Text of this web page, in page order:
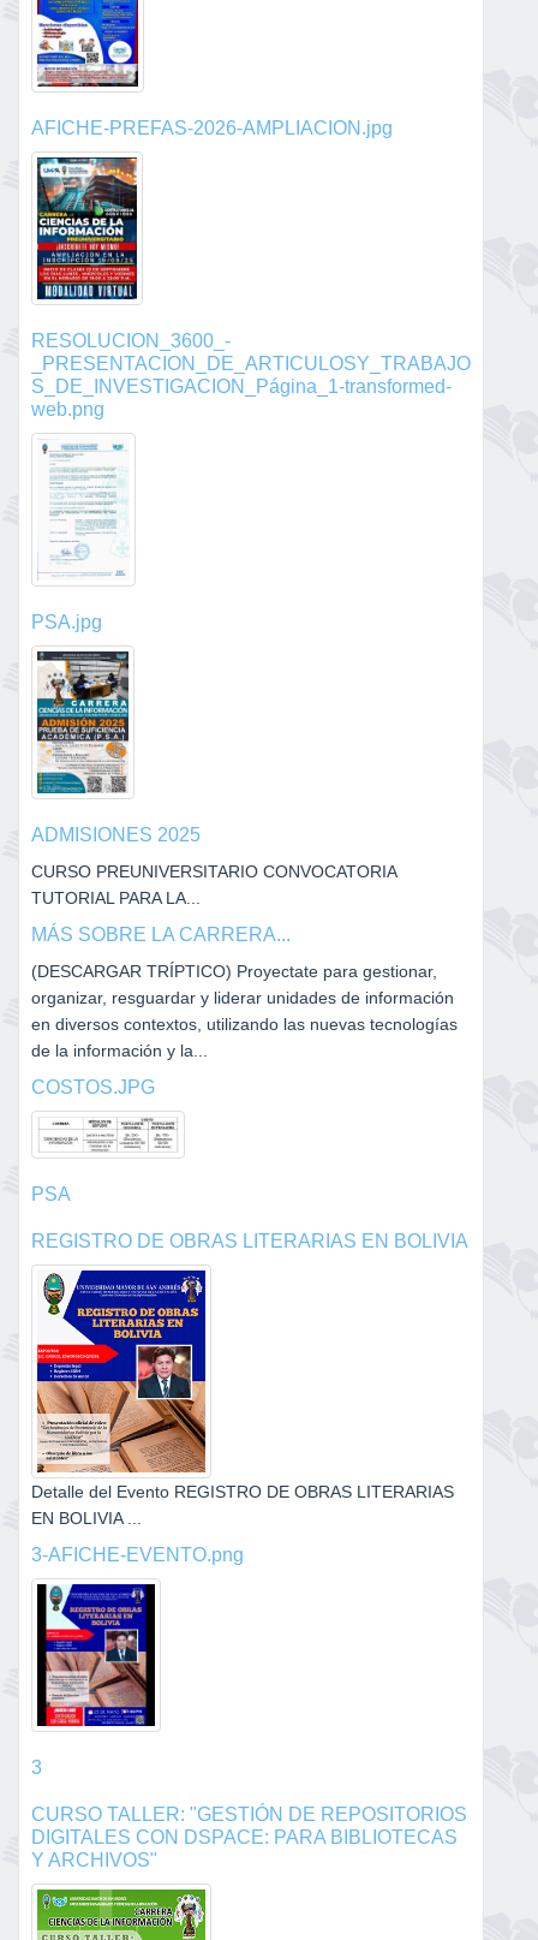
AFICHE-PREFAS-2026-AMPLIACION.jpg
RESOLUCION_3600_-
_PRESENTACION_DE_ARTICULOSY_TRABAJO
S_DE_INVESTIGACION_Página_1-transformed-
web.png
PSA.jpg
ADMISIONES 2025
CURSO PREUNIVERSITARIO CONVOCATORIA
TUTORIAL PARA LA...
MÁS SOBRE LA CARRERA...
(DESCARGAR TRÍPTICO) Proyectate para gestionar,
organizar, resguardar y liderar unidades de información
en diversos contextos, utilizando las nuevas tecnologías
de la información y la...
COSTOS.JPG
PSA
REGISTRO DE OBRAS LITERARIAS EN BOLIVIA
Detalle del Evento REGISTRO DE OBRAS LITERARIAS
EN BOLIVIA ...
3-AFICHE-EVENTO.png
3
CURSO TALLER: "GESTIÓN DE REPOSITORIOS
DIGITALES CON DSPACE: PARA BIBLIOTECAS
Y ARCHIVOS"